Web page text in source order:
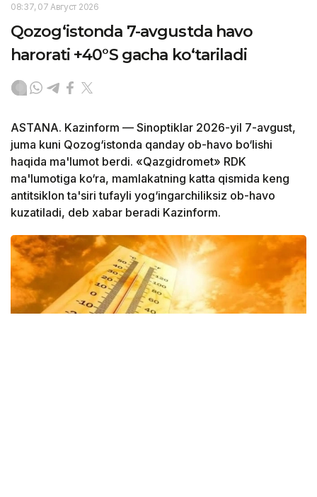
08:37, 07 Август 2026
Qozog‘istonda 7-avgustda havo
harorati +40°S gacha ko‘tariladi
ASTANA. Kazinform — Sinoptiklar 2026-yil 7-avgust,
juma kuni Qozog‘istonda qanday ob-havo bo‘lishi
haqida ma'lumot berdi. «Qazgidromet» RDK
ma'lumotiga ko‘ra, mamlakatning katta qismida keng
antitsiklon ta'siri tufayli yog‘ingarchiliksiz ob-havo
kuzatiladi, deb xabar beradi Kazinform.